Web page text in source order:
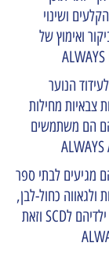
ושינוי
ואימוץ של
הנוער
צבאיות מחילות
הם משתמשים
מגיעים לבתי ספר
ולגאווה כחול-לבן,
פעילות זו מחברת לא רק את העובדים אלא גם את ילדיהם לSCD וזאת